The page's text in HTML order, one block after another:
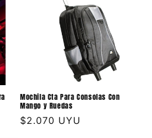
Mochila Cta Para Consolas Con
Mango y Ruedas
Precio
$2.070 UYU